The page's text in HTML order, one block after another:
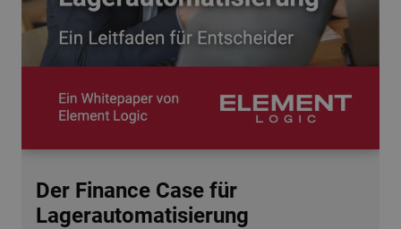
Der Finance Case für
Lagerautomatisierung